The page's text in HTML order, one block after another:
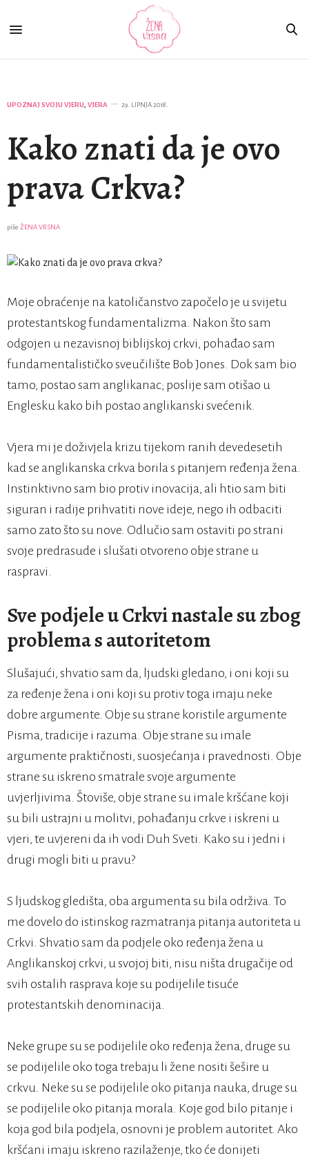
UPOZNAJ SVOJU VJERU, VJERA 29. LIPNJA 2018.
Kako znati da je ovo
prava Crkva?
piše ŽENA VRSNA
Moje obraćenje na katoličanstvo započelo je u svijetu
protestantskog fundamentalizma. Nakon što sam
odgojen u nezavisnoj biblijskoj crkvi, pohađao sam
fundamentalističko sveučilište Bob Jones. Dok sam bio
tamo, postao sam anglikanac; poslije sam otišao u
Englesku kako bih postao anglikanski svećenik.
Vjera mi je doživjela krizu tijekom ranih devedesetih
kad se anglikanska crkva borila s pitanjem ređenja žena.
Instinktivno sam bio protiv inovacija, ali htio sam biti
siguran i radije prihvatiti nove ideje, nego ih odbaciti
samo zato što su nove. Odlučio sam ostaviti po strani
svoje predrasude i slušati otvoreno obje strane u
raspravi.
Sve podjele u Crkvi nastale su zbog
problema s autoritetom
Slušajući, shvatio sam da, ljudski gledano, i oni koji su
za ređenje žena i oni koji su protiv toga imaju neke
dobre argumente. Obje su strane koristile argumente
Pisma, tradicije i razuma. Obje strane su imale
argumente praktičnosti, suosjećanja i pravednosti. Obje
strane su iskreno smatrale svoje argumente
uvjerljivima. Štoviše, obje strane su imale kršćane koji
su bili ustrajni u molitvi, pohađanju crkve i iskreni u
vjeri, te uvjereni da ih vodi Duh Sveti. Kako su i jedni i
drugi mogli biti u pravu?
S ljudskog gledišta, oba argumenta su bila održiva. To
me dovelo do istinskog razmatranja pitanja autoriteta u
Crkvi. Shvatio sam da podjele oko ređenja žena u
Anglikanskoj crkvi, u svojoj biti, nisu ništa drugačije od
svih ostalih rasprava koje su podijelile tisuće
protestantskih denominacija.
Neke grupe su se podijelile oko ređenja žena, druge su
se podijelile oko toga trebaju li žene nositi šešire u
crkvu. Neke su se podijelile oko pitanja nauka, druge su
se podijelile oko pitanja morala. Koje god bilo pitanje i
koja god bila podjela, osnovni je problem autoritet. Ako
kršćani imaju iskreno razilaženje, tko će donijeti